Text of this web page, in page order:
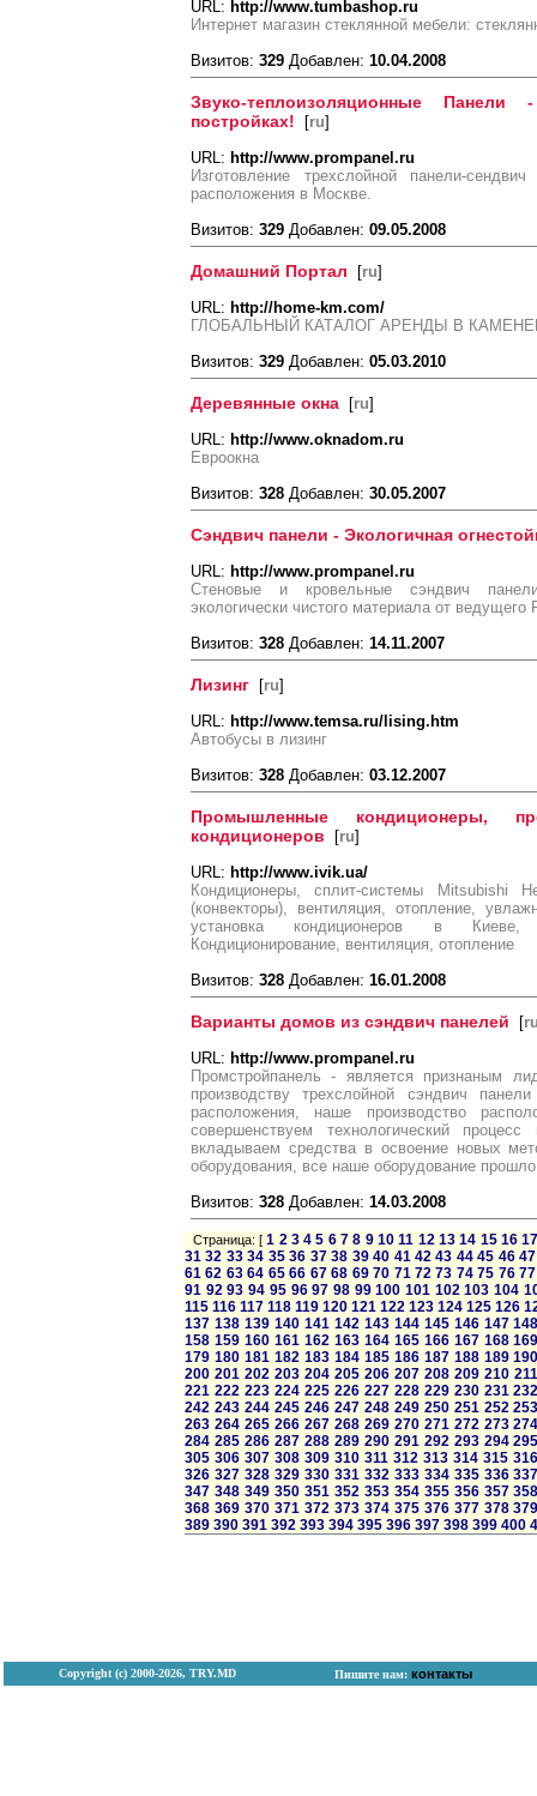
URL: http://www.tumbashop.ru
Интернет магазин стеклянной мебели:
Визитов: 329 Добавлен: 10.04.2008
Звуко-теплоизоляционные
постройках! [ru]
URL: http://www.prompanel.ru
Изготовление трехслойной панели-
расположения в Москве.
Визитов: 329 Добавлен: 09.05.2008
Домашний Портал [ru]
URL: http://home-km.com/
ГЛОБАЛЬНЫЙ КАТАЛОГ АРЕНДЫ В
Визитов: 329 Добавлен: 05.03.2010
Деревянные окна [ru]
URL: http://www.oknadom.ru
Евроокна
Визитов: 328 Добавлен: 30.05.2007
Сэндвич панели - Экологичная
URL: http://www.prompanel.ru
Стеновые и кровельные сэндвич
экологически чистого материала от ведущего
Визитов: 328 Добавлен: 14.11.2007
Лизинг [ru]
URL: http://www.temsa.ru/lising.htm
Автобусы в лизинг
Визитов: 328 Добавлен: 03.12.2007
Промышленные кондиционеры,
кондиционеров [ru]
URL: http://www.ivik.ua/
Кондиционеры, сплит-системы Mitsubishi
(конвекторы), вентиляция, отопление,
установка кондиционеров в Киеве,
Кондиционирование, вентиляция, отопление
Визитов: 328 Добавлен: 16.01.2008
Варианты домов из сэндвич панелей [
URL: http://www.prompanel.ru
Промстройпанель - является признаным
производству трехслойной сэндвич
расположения, наше производство
совершенствуем технологический
вкладываем средства в освоение новых
оборудования, все наше оборудование
Визитов: 328 Добавлен: 14.03.2008
Страница: [1 2 3 4 5 6 7 8 9 10 11 12 13 14 15 16
31 32 33 34 35 36 37 38 39 40 41 42 43 44 45 46 47
61 62 63 64 65 66 67 68 69 70 71 72 73 74 75 76 77
91 92 93 94 95 96 97 98 99 100 101 102 103 104
115 116 117 118 119 120 121 122 123 124 125 126
137 138 139 140 141 142 143 144 145 146 147
158 159 160 161 162 163 164 165 166 167 168
179 180 181 182 183 184 185 186 187 188 189
200 201 202 203 204 205 206 207 208 209 210 211
221 222 223 224 225 226 227 228 229 230 231
242 243 244 245 246 247 248 249 250 251 252
263 264 265 266 267 268 269 270 271 272 273
284 285 286 287 288 289 290 291 292 293 294
305 306 307 308 309 310 311 312 313 314 315 316
326 327 328 329 330 331 332 333 334 335 336
347 348 349 350 351 352 353 354 355 356 357
368 369 370 371 372 373 374 375 376 377 378
389 390 391 392 393 394 395 396 397 398 399 400
Copyright (с) 2000-2026, TRY.MD Пишите нам: контакты